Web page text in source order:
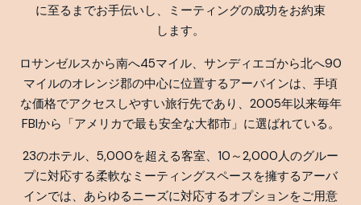
に至るまでお手伝いし、ミーティングの成功をお約束
します。
ロサンゼルスから南へ45マイル、サンディエゴから北へ90
マイルのオレンジ郡の中心に位置するアーバインは、手頃
な価格でアクセスしやすい旅行先であり、2005年以来毎年
FBIから「アメリカで最も安全な大都市」に選ばれている。
23のホテル、5,000を超える客室、10～2,000人のグルー
プに対応する柔軟なミーティングスペースを擁するアーバ
インでは、あらゆるニーズに対応するオプションをご用意